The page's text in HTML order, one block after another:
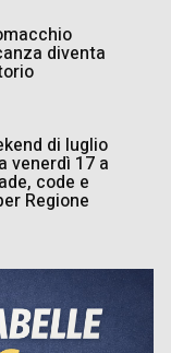
diventa
di luglio
venerdì 17 a
code e
Regione